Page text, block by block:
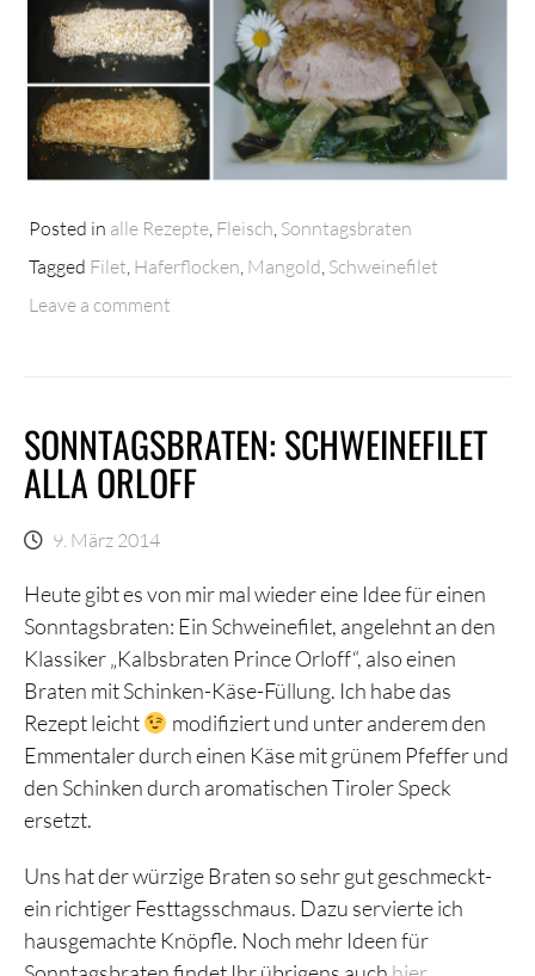
Posted in alle Rezepte Fleisch Sonntagsbraten
Tagged Filet Haferflocken Mangold Schweinefilet
Leave a comment
SONNTAGSBRATEN: SCHWEINEFILET
ALLA ORLOFF
9. März 2014
Heute gibt es von mir mal wieder eine Idee für einen
Sonntagsbraten: Ein Schweinefilet, angelehnt an den
Klassiker „Kalbsbraten Prince Orloff“, also einen
Braten mit Schinken-Käse-Füllung. Ich habe das
Rezept leicht
modifiziert und unter anderem den
Emmentaler durch einen Käse mit grünem Pfeffer und
den Schinken durch aromatischen Tiroler Speck
ersetzt.
Uns hat der würzige Braten so sehr gut geschmeckt-
ein richtiger Festtagsschmaus. Dazu servierte ich
hausgemachte Knöpfle. Noch mehr Ideen für